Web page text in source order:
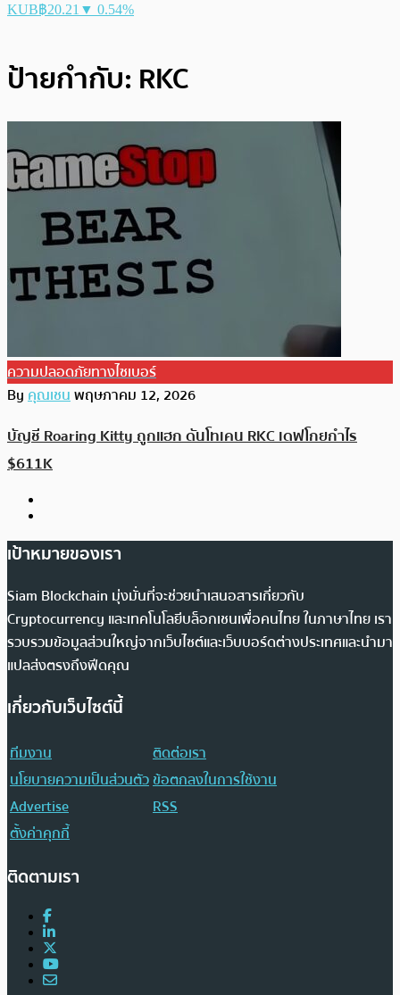
KUB฿20.21 ▼ 0.54%
ป้ายกำกับ: RKC
ความปลอดภัยทางไซเบอร์
Byคุณเชนพฤษภาคม 12, 2026
บัญชี Roaring Kitty ถูกแฮก ดันโทเคน RKC เดฟโกยกำไร
$611K
เป้าหมายของเรา
Siam Blockchain มุ่งมั่นที่จะช่วยนำเสนอสารเกี่ยวกับ
Cryptocurrency และเทคโนโลยีบล็อกเชนเพื่อคนไทย ในภาษาไทย เรา
รวบรวมข้อมูลส่วนใหญ่จากเว็บไซต์และเว็บบอร์ดต่างประเทศและนำมา
แปลส่งตรงถึงฟีดคุณ
เกี่ยวกับเว็บไซต์นี้
ทีมงาน
ติดต่อเรา
นโยบายความเป็นส่วนตัวข้อตกลงในการใช้งาน
Advertise
RSS
ตั้งค่าคุกกี้
ติดตามเรา